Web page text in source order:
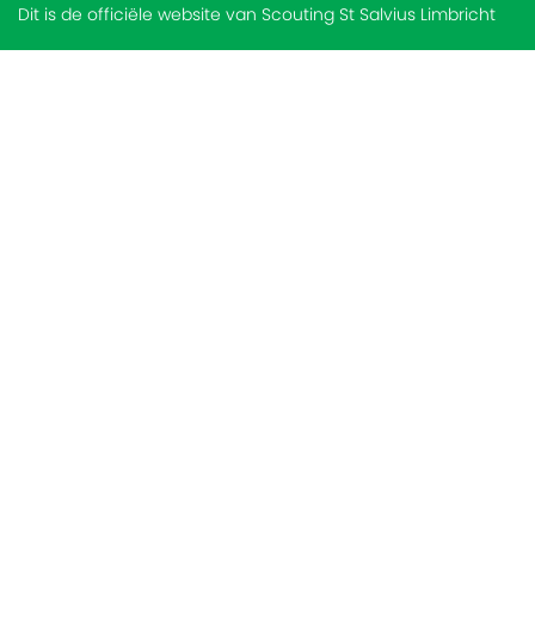
Dit is de officiële website van Scouting St Salvius Limbricht